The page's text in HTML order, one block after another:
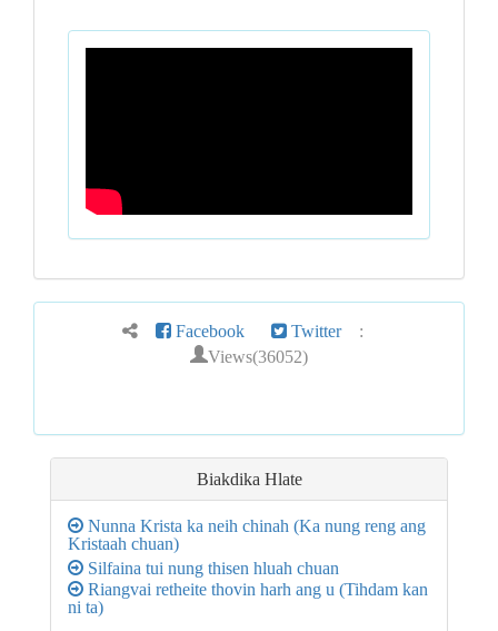
Facebook Twitter :
Views(36052)
Biakdika Hlate
Nunna Krista ka neih chinah (Ka nung reng ang
Kristaah chuan)
Silfaina tui nung thisen hluah chuan
Riangvai retheite thovin harh ang u (Tihdam kan
ni ta)